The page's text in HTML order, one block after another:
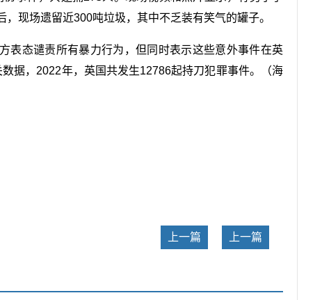
现场遗留近300吨垃圾，其中不乏装有笑气的罐子。
表态谴责所有暴力行为，但同时表示这些意外事件在英
据，2022年，英国共发生12786起持刀犯罪事件。（海
上一篇 上一篇